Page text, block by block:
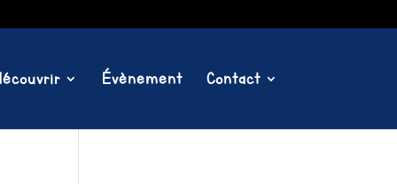
Évènement Contact